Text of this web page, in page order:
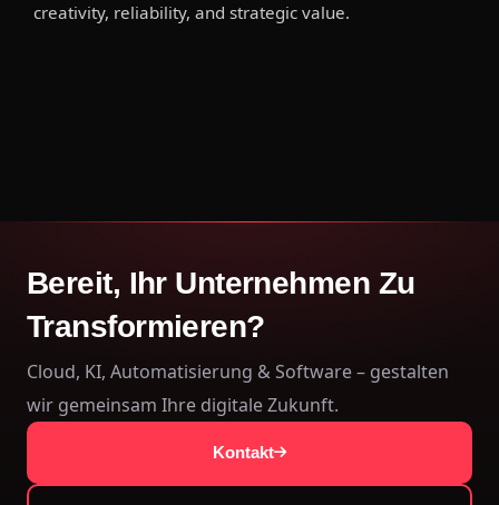
creativity, reliability, and strategic value.
Bereit, Ihr Unternehmen Zu
Transformieren?
Cloud, KI, Automatisierung & Software – gestalten
wir gemeinsam Ihre digitale Zukunft.
Kontakt